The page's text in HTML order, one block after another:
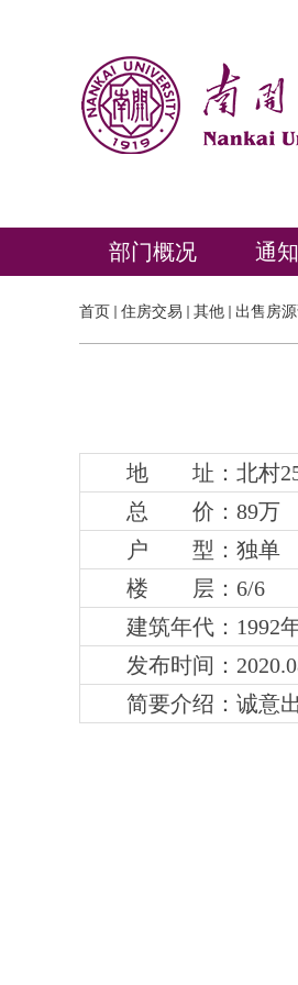
部门概况 通
首页 住房交易 其他 出售房
地 址：北村
总 价：89万
户 型：独单
楼 层：6/6
建筑年代：1992
发布时间：
简要介绍： 诚意